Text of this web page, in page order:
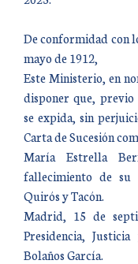
De conformidad con
mayo de 1912,
Este Ministerio, en
disponer que,
se expida, sin
Carta de Sucesión
María Estrella
fallecimiento de su
Quirós y Tacón.
Madrid, 15 de
Presidencia,
Bolaños García.